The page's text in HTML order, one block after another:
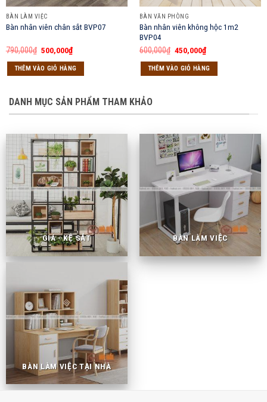
BÀN LÀM VIỆC
Bàn nhân viên chân sắt BVP07
790,000₫ Giá
gốc
là:
790,000₫.
500,000₫Giá
hiện
tại
là:
THÊM VÀO GIỎ HÀNG
BÀN VĂN PHÒNG
Bàn nhân viên không hộc 1m2
BVP04
600,000₫ Giá
gốc
là:
600,000₫.
450,000₫Giá
hiện
tại
là:
THÊM VÀO GIỎ HÀNG
DANH MỤC SẢN PHẨM THAM KHẢO
GIÁ - KỆ SẮT BÀN LÀM VIỆC
BÀN LÀM VIỆC TẠI NHÀ